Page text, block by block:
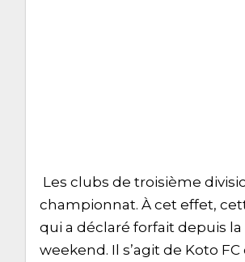
Les clubs de troisième
championnat. À cet effet,
qui a déclaré forfait depuis
weekend. Il s’agit de Koto